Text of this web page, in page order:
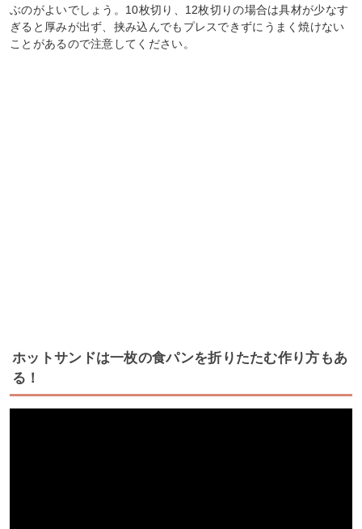
ぶのがよいでしょう。10枚切り、12枚切りの場合は具材が少なす
ぎると厚みが出ず、挟み込んでもプレスできずにうまく焼けない
ことがあるので注意してください。
ホットサンドは一枚の食パンを折りたたむ作り方もあ
る！